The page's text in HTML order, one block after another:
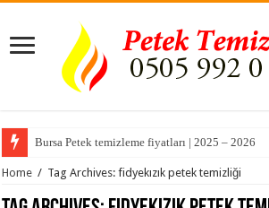
Bursa Petek temizleme fiyatları | 2025 – 2026
Home / Tag Archives: fidyekızık petek temizliği